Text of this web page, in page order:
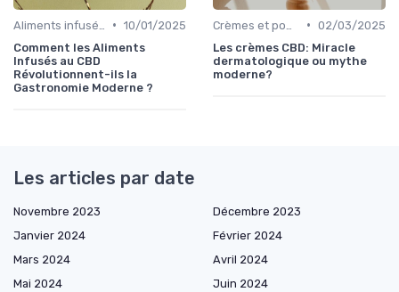
• 10/01/2025
Comment les Aliments
Infusés au CBD
Révolutionnent-ils la
Gastronomie Moderne ?
• 02/03/2025
Les crèmes CBD: Miracle
dermatologique ou mythe
moderne?
Les articles par date
Novembre 2023
Décembre 2023
Janvier 2024
Février 2024
Mars 2024
Avril 2024
Mai 2024
Juin 2024